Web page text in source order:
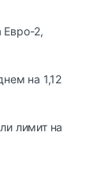
Евро-2,
на 1,12
лимит на